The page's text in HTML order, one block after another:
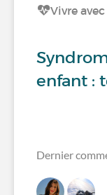
Vivre
enfant :
Dernier